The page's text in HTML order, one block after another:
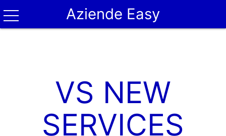
Aziende Easy
VS NEW
SERVICES